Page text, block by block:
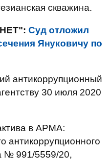
скважина.
Суд отложил
Януковичу по
антикоррупционный
30 июля 2020
в АРМА:
антикоррупционного
№ 991/5559/20,